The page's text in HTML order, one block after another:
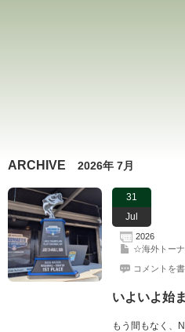
ARCHIVE 2026年 7月
31
Jul
2026
☆海外トー
コメントを書
いよいよ始
もう間もなく、